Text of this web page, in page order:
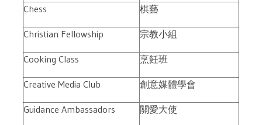
Chess 棋藝
Christian Fellowship 宗教小組
Cooking Class 烹飪班
Creative Media Club 創意媒體學會
Guidance Ambassadors 關愛大使